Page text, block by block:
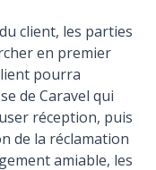
client, les parties
en premier
pourra
de Caravel qui
réception, puis
de la réclamation
amiable, les